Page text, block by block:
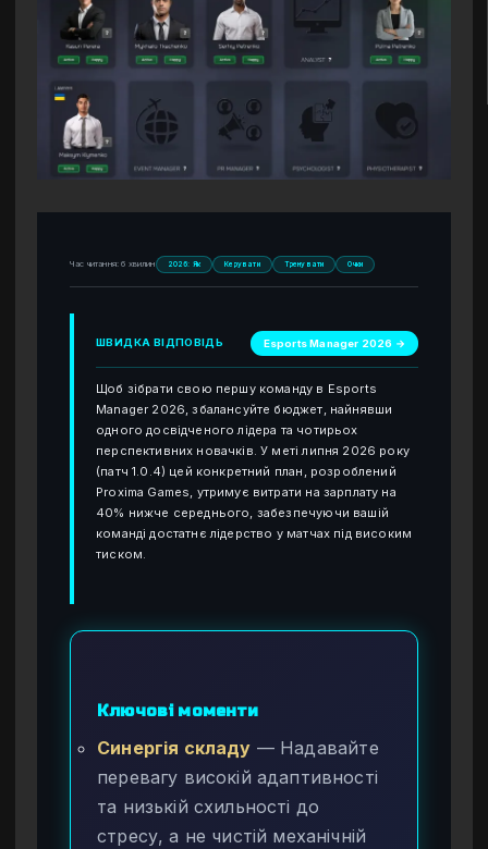
Час читання: 6 хвилин 2026: Як Керувати Тренувати Очки
ШВИДКА ВІДПОВІДЬ Esports Manager 2026 →
Щоб зібрати свою першу команду в Esports
Manager 2026, збалансуйте бюджет, найнявши
одного досвідченого лідера та чотирьох
перспективних новачків. У меті липня 2026 року
(патч 1.0.4) цей конкретний план, розроблений
Proxima Games, утримує витрати на зарплату на
40% нижче середнього, забезпечуючи вашій
команді достатнє лідерство у матчах під високим
тиском.
Ключові моменти
Синергія складу — Надавайте
перевагу високій адаптивності
та низькій схильності до
стресу, а не чистій механічній